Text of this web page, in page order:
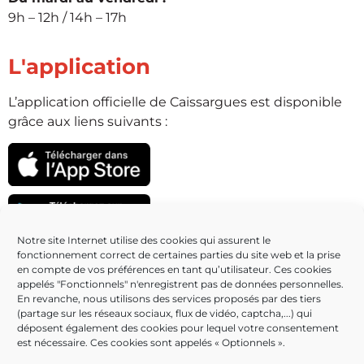
Notre site Internet utilise des cookies qui assurent le
fonctionnement correct de certaines parties du site web et la prise
en compte de vos préférences en tant qu’utilisateur. Ces cookies
appelés "Fonctionnels" n'enregistrent pas de données personnelles.
En revanche, nous utilisons des services proposés par des tiers
(partage sur les réseaux sociaux, flux de vidéo, captcha,...) qui
déposent également des cookies pour lequel votre consentement
est nécessaire. Ces cookies sont appelés « Optionnels ».
9h – 12h / 14h – 17h
L'application
L’application officielle de Caissargues est disponible
grâce aux liens suivants :
Partenaires